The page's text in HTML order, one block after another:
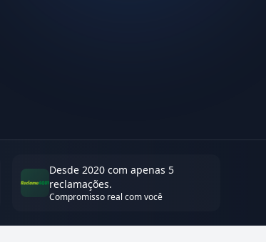
Desde 2020 com apenas 5
reclamações.
Compromisso real com você